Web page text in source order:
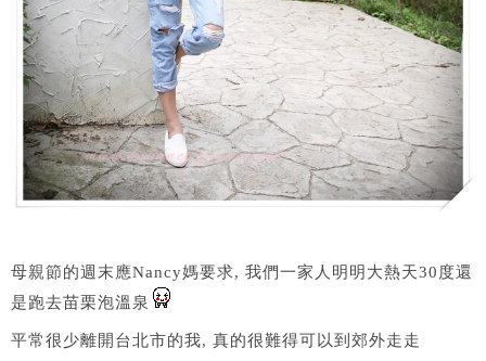
母親節的週末應Nancy媽要求, 我們一家人明明大熱天30度還
是跑去苗栗泡溫泉
平常很少離開台北市的我, 真的很難得可以到郊外走走